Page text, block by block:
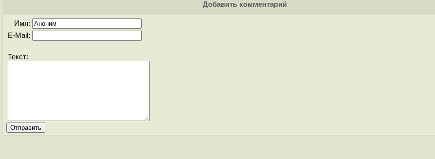
Добавить комментарий
Имя:
E-Mail:
Текст: